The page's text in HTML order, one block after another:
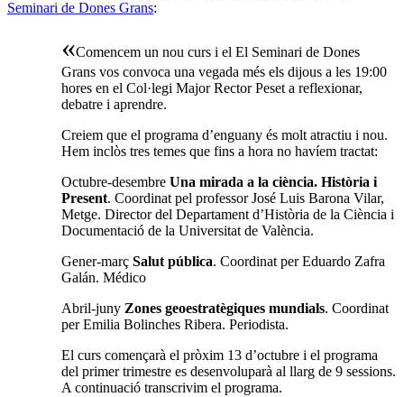
Seminari de Dones Grans:
«Comencem un nou curs i el El Seminari de Dones
Grans vos convoca una vegada més els dijous a les 19:00
hores en el Col·legi Major Rector Peset a reflexionar,
debatre i aprendre.
Creiem que el programa d’enguany és molt atractiu i nou.
Hem inclòs tres temes que fins a hora no havíem tractat:
Octubre-desembre Una mirada a la ciència. Història i
Present. Coordinat pel professor José Luis Barona Vilar,
Metge. Director del Departament d’Història de la Ciència i
Documentació de la Universitat de València.
Gener-març Salut pública. Coordinat per Eduardo Zafra
Galán. Médico
Abril-juny Zones geoestratègiques mundials. Coordinat
per Emilia Bolinches Ribera. Periodista.
El curs començarà el pròxim 13 d’octubre i el programa
del primer trimestre es desenvoluparà al llarg de 9 sessions.
A continuació transcrivim el programa.